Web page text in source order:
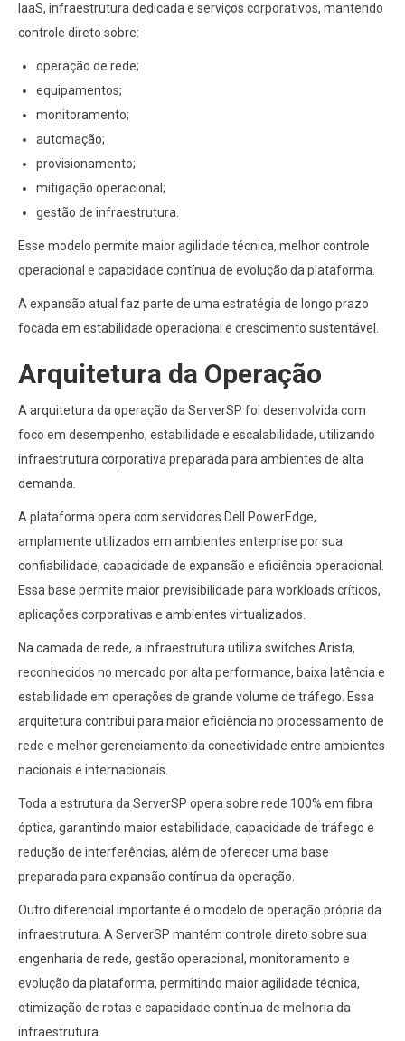
IaaS, infraestrutura dedicada e serviços corporativos, mantendo
controle direto sobre:
operação de rede;
equipamentos;
monitoramento;
automação;
provisionamento;
mitigação operacional;
gestão de infraestrutura.
Esse modelo permite maior agilidade técnica, melhor controle
operacional e capacidade contínua de evolução da plataforma.
A expansão atual faz parte de uma estratégia de longo prazo
focada em estabilidade operacional e crescimento sustentável.
Arquitetura da Operação
A arquitetura da operação da ServerSP foi desenvolvida com
foco em desempenho, estabilidade e escalabilidade, utilizando
infraestrutura corporativa preparada para ambientes de alta
demanda.
A plataforma opera com servidores Dell PowerEdge,
amplamente utilizados em ambientes enterprise por sua
confiabilidade, capacidade de expansão e eficiência operacional.
Essa base permite maior previsibilidade para workloads críticos,
aplicações corporativas e ambientes virtualizados.
Na camada de rede, a infraestrutura utiliza switches Arista,
reconhecidos no mercado por alta performance, baixa latência e
estabilidade em operações de grande volume de tráfego. Essa
arquitetura contribui para maior eficiência no processamento de
rede e melhor gerenciamento da conectividade entre ambientes
nacionais e internacionais.
Toda a estrutura da ServerSP opera sobre rede 100% em fibra
óptica, garantindo maior estabilidade, capacidade de tráfego e
redução de interferências, além de oferecer uma base
preparada para expansão contínua da operação.
Outro diferencial importante é o modelo de operação própria da
infraestrutura. A ServerSP mantém controle direto sobre sua
engenharia de rede, gestão operacional, monitoramento e
evolução da plataforma, permitindo maior agilidade técnica,
otimização de rotas e capacidade contínua de melhoria da
infraestrutura.